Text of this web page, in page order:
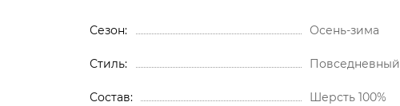
Сезон Осень-зима
Стиль Повседневный
Состав Шерсть 100%